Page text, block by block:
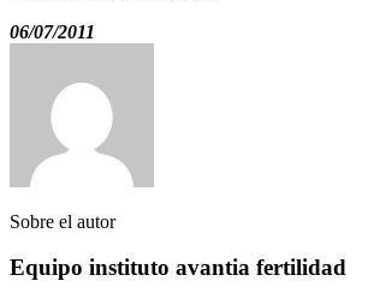
06/07/2011
Sobre el autor
Equipo instituto avantia fertilidad